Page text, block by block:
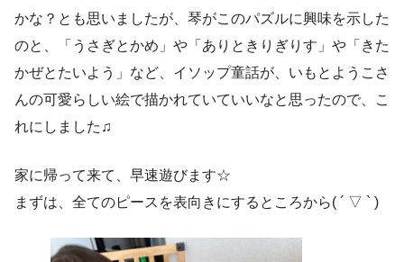
かな？とも思いましたが、琴がこのパズルに興味を示した
のと、「うさぎとかめ」や「ありときりぎりす」や「きた
かぜとたいよう」など、イソップ童話が、いもとようこさ
んの可愛らしい絵で描かれていていいなと思ったので、こ
れにしました♫
家に帰って来て、早速遊びます☆
まずは、全てのピースを表向きにするところから( ´ ▽ ` )